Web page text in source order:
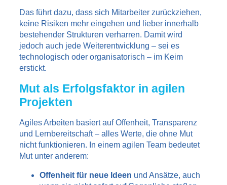
Das führt dazu, dass sich Mitarbeiter zurückziehen,
keine Risiken mehr eingehen und lieber innerhalb
bestehender Strukturen verharren. Damit wird
jedoch auch jede Weiterentwicklung – sei es
technologisch oder organisatorisch – im Keim
erstickt.
Mut als Erfolgsfaktor in agilen
Projekten
Agiles Arbeiten basiert auf Offenheit, Transparenz
und Lernbereitschaft – alles Werte, die ohne Mut
nicht funktionieren. In einem agilen Team bedeutet
Mut unter anderem:
Offenheit für neue Ideen und Ansätze, auch